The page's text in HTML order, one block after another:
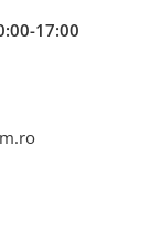
17:00